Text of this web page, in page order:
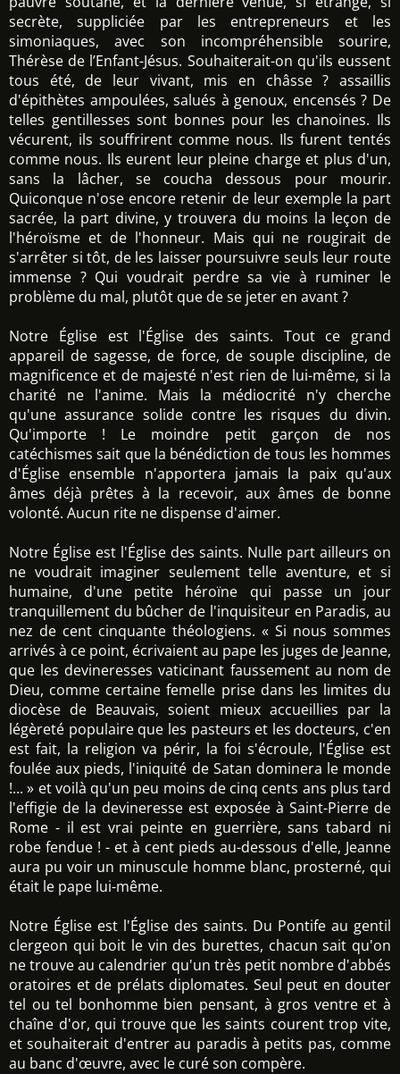
secrète, suppliciée par les entrepreneurs et les
simoniaques, avec son incompréhensible sourire,
Thérèse de l’Enfant-Jésus. Souhaiterait-on qu'ils eussent
tous été, de leur vivant, mis en châsse ? assaillis
d'épithètes ampoulées, salués à genoux, encensés ? De
telles gentillesses sont bonnes pour les chanoines. Ils
vécurent, ils souffrirent comme nous. Ils furent tentés
comme nous. Ils eurent leur pleine charge et plus d'un,
sans la lâcher, se coucha dessous pour mourir.
Quiconque n'ose encore retenir de leur exemple la part
sacrée, la part divine, y trouvera du moins la leçon de
l'héroïsme et de l'honneur. Mais qui ne rougirait de
s'arrêter si tôt, de les laisser poursuivre seuls leur route
immense ? Qui voudrait perdre sa vie à ruminer le
problème du mal, plutôt que de se jeter en avant ?
Notre Église est l'Église des saints. Tout ce grand
appareil de sagesse, de force, de souple discipline, de
magnificence et de majesté n'est rien de lui-même, si la
charité ne l'anime. Mais la médiocrité n'y cherche
qu'une assurance solide contre les risques du divin.
Qu'importe ! Le moindre petit garçon de nos
catéchismes sait que la bénédiction de tous les hommes
d'Église ensemble n'apportera jamais la paix qu'aux
âmes déjà prêtes à la recevoir, aux âmes de bonne
volonté. Aucun rite ne dispense d'aimer.
Notre Église est l'Église des saints. Nulle part ailleurs on
ne voudrait imaginer seulement telle aventure, et si
humaine, d'une petite héroïne qui passe un jour
tranquillement du bûcher de l'inquisiteur en Paradis, au
nez de cent cinquante théologiens. « Si nous sommes
arrivés à ce point, écrivaient au pape les juges de Jeanne,
que les devineresses vaticinant faussement au nom de
Dieu, comme certaine femelle prise dans les limites du
diocèse de Beauvais, soient mieux accueillies par la
légèreté populaire que les pasteurs et les docteurs, c'en
est fait, la religion va périr, la foi s'écroule, l'Église est
foulée aux pieds, l'iniquité de Satan dominera le monde
!... » et voilà qu'un peu moins de cinq cents ans plus tard
l'effigie de la devineresse est exposée à Saint-Pierre de
Rome - il est vrai peinte en guerrière, sans tabard ni
robe fendue ! - et à cent pieds au-dessous d'elle, Jeanne
aura pu voir un minuscule homme blanc, prosterné, qui
était le pape lui-même.
Notre Église est l'Église des saints. Du Pontife au gentil
clergeon qui boit le vin des burettes, chacun sait qu'on
ne trouve au calendrier qu'un très petit nombre d'abbés
oratoires et de prélats diplomates. Seul peut en douter
tel ou tel bonhomme bien pensant, à gros ventre et à
chaîne d'or, qui trouve que les saints courent trop vite,
et souhaiterait d'entrer au paradis à petits pas, comme
au banc d'œuvre, avec le curé son compère.